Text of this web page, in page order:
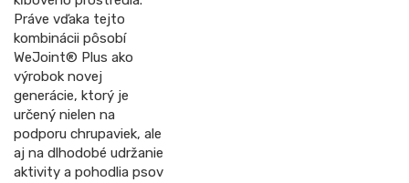
Práve vďaka tejto
kombinácii pôsobí
WeJoint® Plus ako
výrobok novej
generácie, ktorý je
určený nielen na
podporu chrupaviek, ale
aj na dlhodobé udržanie
aktivity a pohodlia psov